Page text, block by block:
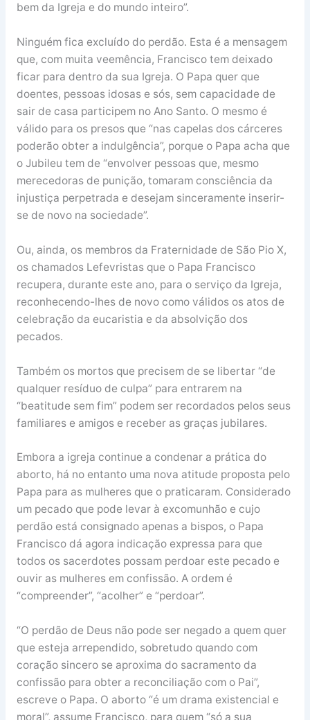
bem da Igreja e do mundo inteiro”.
Ninguém fica excluído do perdão. Esta é a mensagem
que, com muita veemência, Francisco tem deixado
ficar para dentro da sua Igreja. O Papa quer que
doentes, pessoas idosas e sós, sem capacidade de
sair de casa participem no Ano Santo. O mesmo é
válido para os presos que “nas capelas dos cárceres
poderão obter a indulgência”, porque o Papa acha que
o Jubileu tem de “envolver pessoas que, mesmo
merecedoras de punição, tomaram consciência da
injustiça perpetrada e desejam sinceramente inserir-
se de novo na sociedade”.
Ou, ainda, os membros da Fraternidade de São Pio X,
os chamados Lefevristas que o Papa Francisco
recupera, durante este ano, para o serviço da Igreja,
reconhecendo-lhes de novo como válidos os atos de
celebração da eucaristia e da absolvição dos
pecados.
Também os mortos que precisem de se libertar “de
qualquer resíduo de culpa” para entrarem na
“beatitude sem fim” podem ser recordados pelos seus
familiares e amigos e receber as graças jubilares.
Embora a igreja continue a condenar a prática do
aborto, há no entanto uma nova atitude proposta pelo
Papa para as mulheres que o praticaram. Considerado
um pecado que pode levar à excomunhão e cujo
perdão está consignado apenas a bispos, o Papa
Francisco dá agora indicação expressa para que
todos os sacerdotes possam perdoar este pecado e
ouvir as mulheres em confissão. A ordem é
“compreender”, “acolher” e “perdoar”.
“O perdão de Deus não pode ser negado a quem quer
que esteja arrependido, sobretudo quando com
coração sincero se aproxima do sacramento da
confissão para obter a reconciliação com o Pai”,
escreve o Papa. O aborto “é um drama existencial e
moral”, assume Francisco, para quem “só a sua